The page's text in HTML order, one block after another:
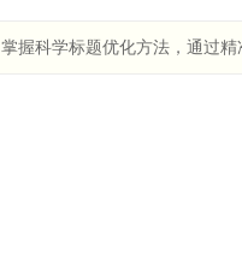
掌握科学标题优化方法，通过